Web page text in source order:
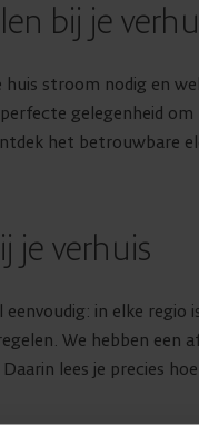
bij je
stroom nodig en
gelegenheid
het betrouwbare
je verhuis
in elke
We hebben een
Daarin lees je precies